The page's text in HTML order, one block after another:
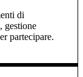
di
gestione
partecipare.